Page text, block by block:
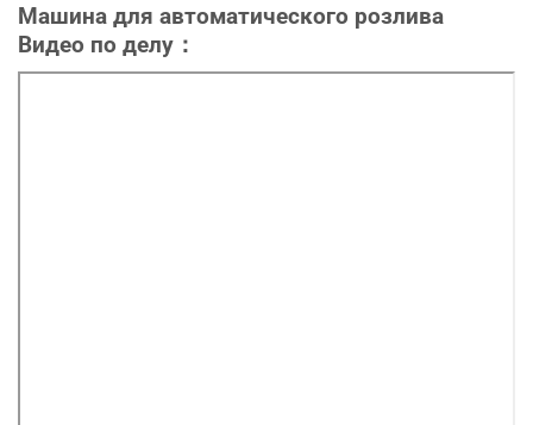
Машина для автоматического розлива
Видео по делу：